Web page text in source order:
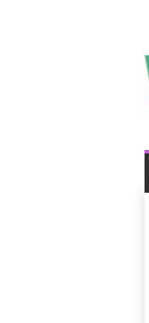
i
H
d
x